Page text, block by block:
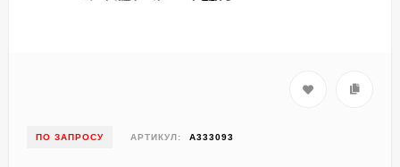
ПО ЗАПРОСУ АРТИКУЛ: A333093